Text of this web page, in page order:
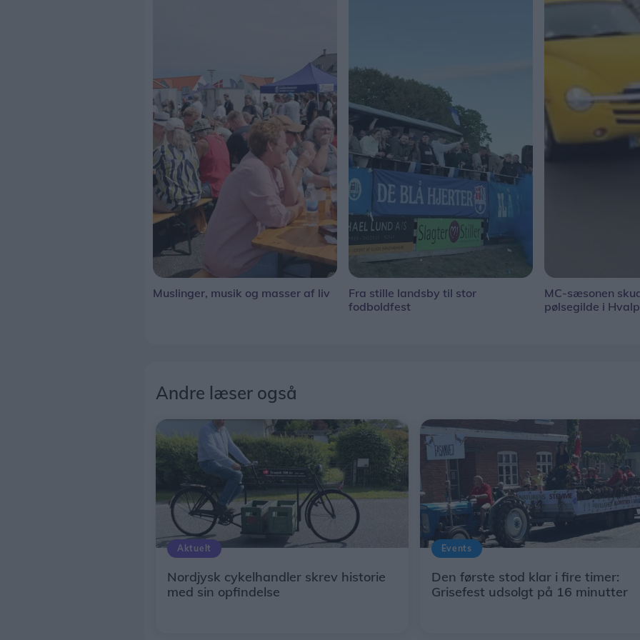
Muslinger, musik og masser af liv
Fra stille landsby til stor
fodboldfest
MC-sæsonen
pølsegilde i
Andre læser også
Aktuelt
Nordjysk cykelhandler skrev historie
med sin opfindelse
Events
Den første stod klar i fire timer:
Grisefest udsolgt på 16 minutter